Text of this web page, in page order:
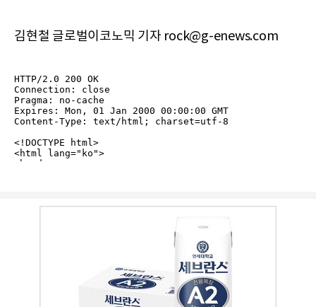
김현철 글로벌이코노믹 기자 rock@g-enews.com